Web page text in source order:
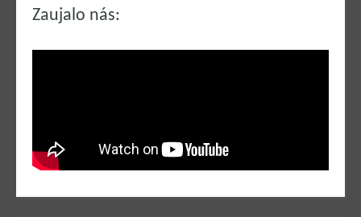
Zaujalo nás: